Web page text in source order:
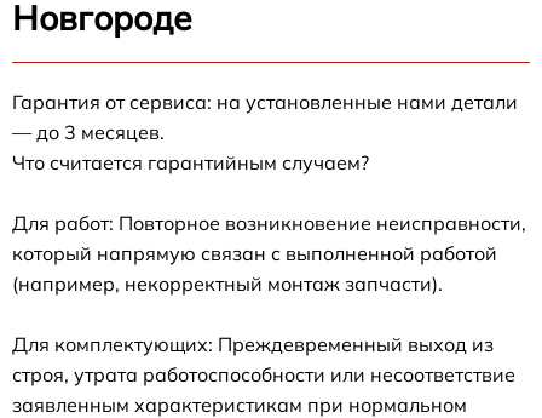
Новгороде
Гарантия от сервиса: на установленные нами детали
— до 3 месяцев.
Что считается гарантийным случаем?
Для работ: Повторное возникновение неисправности,
который напрямую связан с выполненной работой
(например, некорректный монтаж запчасти).
Для комплектующих: Преждевременный выход из
строя, утрата работоспособности или несоответствие
заявленным характеристикам при нормальном